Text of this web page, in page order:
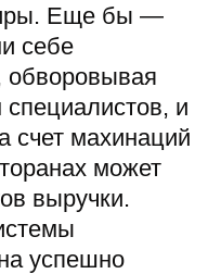
Еще бы —
себе
обворовывая
и
счет махинаций
может
выручки.
успешно